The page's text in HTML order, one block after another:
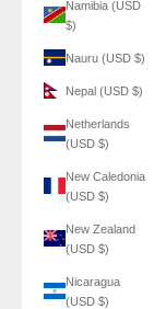
Namibia (USD
$)
Nauru (USD $)
Nepal (USD $)
Netherlands
(USD $)
New Caledonia
(USD $)
New Zealand
(USD $)
Nicaragua
(USD $)